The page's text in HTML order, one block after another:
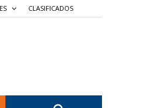
CLASIFICADOS